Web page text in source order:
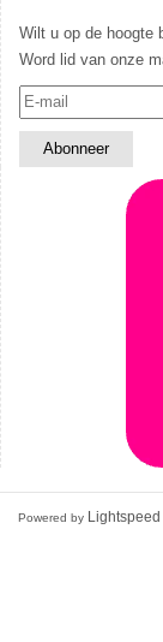
Wilt u op de hoogte
Word lid van onze
Powered by Lightspeed